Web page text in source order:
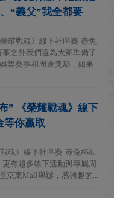
“義父”我全都要
耀戰魂》線下社區賽·赤兔
之外我們還為大家準備了
樂賽事和周邊獎勵，如果
” 《榮耀戰魂》線下
等你贏取
魂》線下社區賽·赤兔杯&
有超多線下活動與專屬周
京東Mall舉辦，感興趣的...